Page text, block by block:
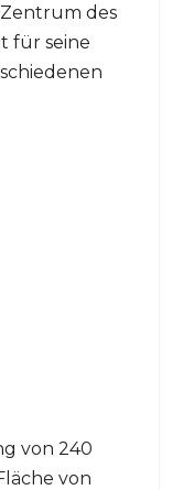
des
für seine
von 240
von